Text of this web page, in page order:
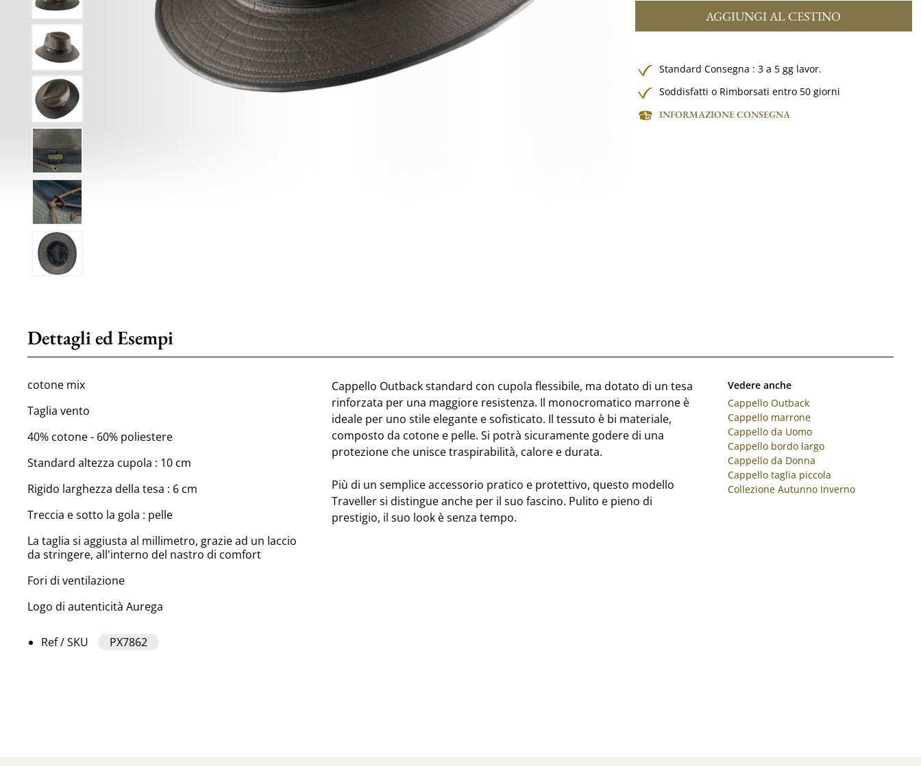
AGGIUNGI AL CESTINO
Standard Consegna : 3 a 5 gg lavor.
Soddisfatti o Rimborsati entro 50 giorni
INFORMAZIONE CONSEGNA
Dettagli ed Esempi
cotone mix
Taglia vento
40% cotone - 60% poliestere
Standard altezza cupola : 10 cm
Rigido larghezza della tesa : 6 cm
Treccia e sotto la gola : pelle
La taglia si aggiusta al millimetro, grazie ad un laccio
da stringere, all'interno del nastro di comfort
Fori di ventilazione
Logo di autenticità Aurega
Ref / SKU PX7862
Cappello Outback standard con cupola flessibile, ma dotato di un tesa
rinforzata per una maggiore resistenza. Il monocromatico marrone è
ideale per uno stile elegante e sofisticato. Il tessuto è bi materiale,
composto da cotone e pelle. Si potrà sicuramente godere di una
protezione che unisce traspirabilità, calore e durata.
Più di un semplice accessorio pratico e protettivo, questo modello
Traveller si distingue anche per il suo fascino. Pulito e pieno di
prestigio, il suo look è senza tempo.
Vedere anche
Cappello Outback
Cappello marrone
Cappello da Uomo
Cappello bordo largo
Cappello da Donna
Cappello taglia piccola
Collezione Autunno Inverno